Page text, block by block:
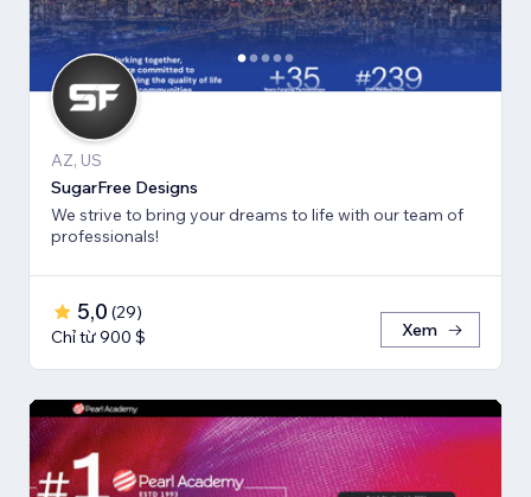
AZ, US
SugarFree Designs
We strive to bring your dreams to life with our team of
professionals!
5,0 (29)
Chỉ từ 900 $
Xem